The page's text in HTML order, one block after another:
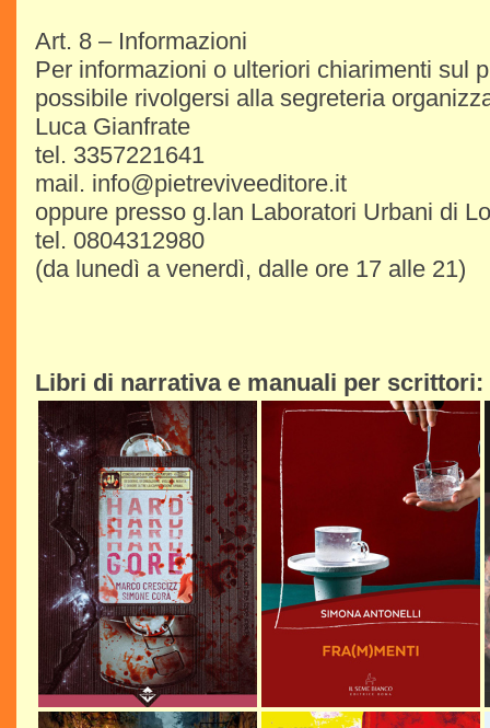
Art. 8 – Informazioni
Per informazioni o ulteriori chiarimenti sul
possibile rivolgersi alla segreteria
Luca Gianfrate
tel. 3357221641
mail. info@pietreviveeditore.it
oppure presso g.lan Laboratori Urbani di
tel. 0804312980
(da lunedì a venerdì, dalle ore 17 alle 21)
Libri di narrativa e manuali per scrittori: